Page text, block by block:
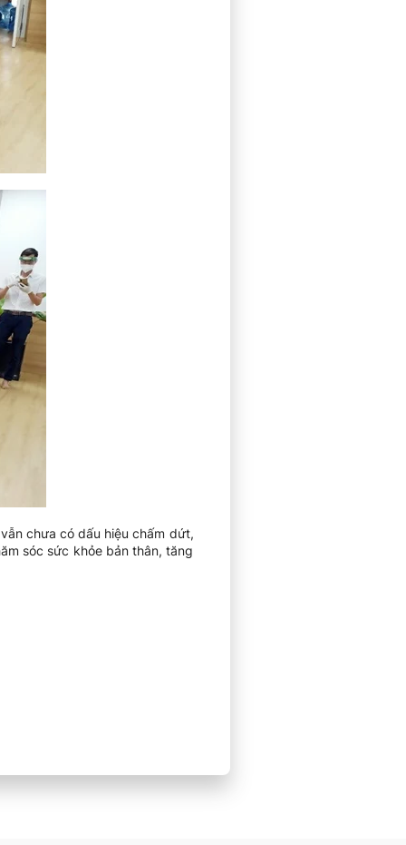
chưa có dấu hiệu chấm dứt,
sóc sức khỏe bản thân, tăng